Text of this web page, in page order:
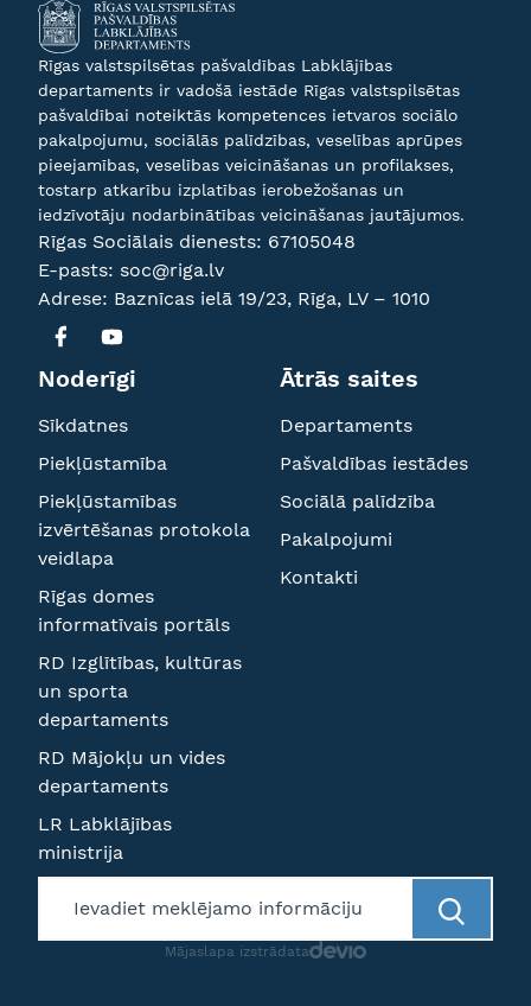
Rīgas valstspilsētas pašvaldības Labklājības
departaments ir vadošā iestāde Rīgas valstspilsētas
pašvaldībai noteiktās kompetences ietvaros sociālo
pakalpojumu, sociālās palīdzības, veselības aprūpes
pieejamības, veselības veicināšanas un profilakses,
tostarp atkarību izplatības ierobežošanas un
iedzīvotāju nodarbinātības veicināšanas jautājumos.
Rīgas Sociālais dienests: 67105048
E-pasts: soc@riga.lv
Adrese: Baznīcas ielā 19/23, Rīga, LV – 1010
Noderīgi
Sīkdatnes
Piekļūstamība
Piekļūstamības
izvērtēšanas protokola
veidlapa
Rīgas domes
informatīvais portāls
RD Izglītības, kultūras
un sporta
departaments
RD Mājokļu un vides
departaments
LR Labklājības
ministrija
Ātrās saites
Departaments
Pašvaldības iestādes
Sociālā palīdzība
Pakalpojumi
Kontakti
Mājaslapa izstrādata